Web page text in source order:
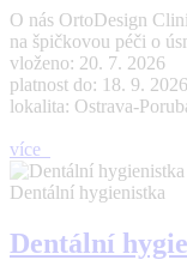
O nás OrtoDesign
na špičkovou péči o
vloženo: 20. 7. 2026
platnost do: 18. 9. 2026
lokalita: Ostrava-
více
Dentální hygienistka
Dentální